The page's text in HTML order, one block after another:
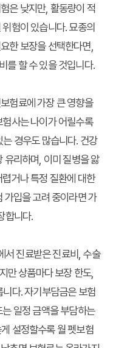
은 낮지만, 활동량이 적
험이 있습니다. 묘종의
한 보장을 선택한다면,
를 할 수 있을 것입니다.
험료에 가장 큰 영향을
사는 나이가 어릴수록
경우도 많습니다. 건강
유리하며, 이미 질병을 앓
거나 특정 질환에 대한
가입을 고려 중이라면 가
합니다.
서 진료받은 진료비, 수술
만 상품마다 보장 한도,
다. 자기부담금은 보험
일정 금액을 부담하는
설정할수록 월 펫보험